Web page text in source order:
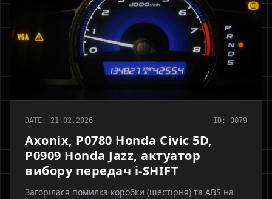
DATE: 21.02.2026 ID: 0079
Axonix, P0780 Honda Civic 5D,
P0909 Honda Jazz, актуатор
вибору передач i-SHIFT
Загорілася помилка коробки (шестірня) та ABS на